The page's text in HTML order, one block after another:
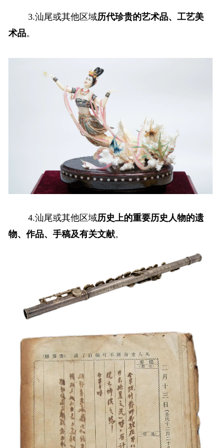
3.汕尾或其他区域历代珍贵的艺术品、工艺美
术品。
4.汕尾或其他区域历史上的重要历史人物的遗
物、作品、手稿及有关文献。